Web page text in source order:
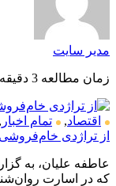
مدیر سایت
زمان مطالعه 3 دقیقه
اقتصاد, تمام اخبار ,
از تراژدی
عاطفه علیان، به
که در اسارت